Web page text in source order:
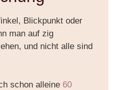
Blickpunkt oder
man auf zig
und nicht alle sind
schon alleine 60